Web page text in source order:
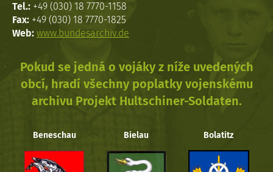
Tel.: +49 (030) 18 7770-1158
Fax: +49 (030) 18 7770-1825
Web: www.bundesarchiv.de
Pokud se jedná o vojáky z níže uvedených
obcí, hradí všechny poplatky vojenskému
archivu Projekt Hultschiner-Soldaten.
Beneschau Bielau Bolatitz